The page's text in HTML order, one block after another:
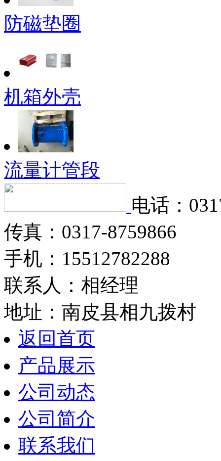
防磁垫圈
机箱外壳
流量计管段
电话：
传真：0317-8759866
手机：15512782288
联系人：相经理
地址：南皮县相九拨村
返回首页
产品展示
公司动态
公司简介
联系我们